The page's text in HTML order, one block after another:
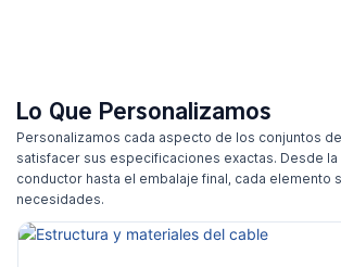
Lo Que Personalizamos
Personalizamos cada aspecto de los conjuntos
satisfacer sus especificaciones exactas. Desde la
conductor hasta el embalaje final, cada elemento
necesidades.